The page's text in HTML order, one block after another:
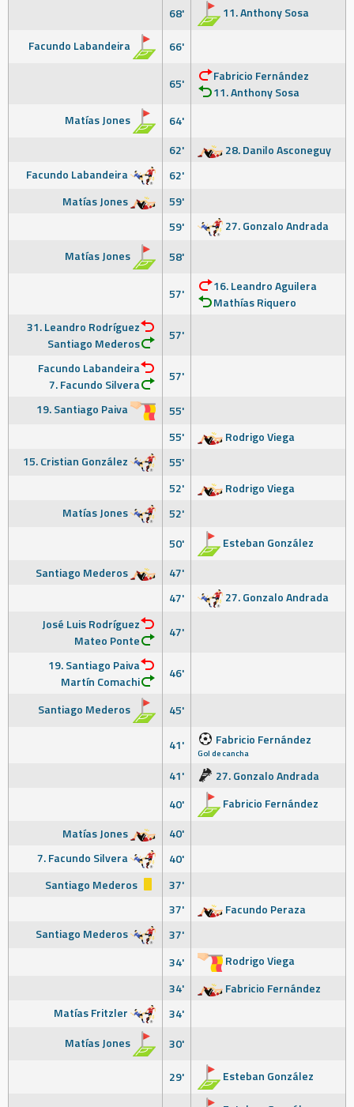
68'
11. Anthony Sosa
Facundo Labandeira
66'
65'
Fabricio Fernández
11. Anthony Sosa
Matías Jones
64'
62'
28. Danilo Asconeguy
Facundo Labandeira
62'
Matías Jones
59'
59'
27. Gonzalo Andrada
Matías Jones
58'
57'
16. Leandro Aguilera
Mathías Riquero
31. Leandro Rodríguez
Santiago Mederos
57'
Facundo Labandeira
7. Facundo Silvera
57'
19. Santiago Paiva
55'
55'
Rodrigo Viega
15. Cristian González
55'
52'
Rodrigo Viega
Matías Jones
52'
50'
Esteban González
Santiago Mederos
47'
47'
27. Gonzalo Andrada
José Luis Rodríguez
Mateo Ponte
47'
19. Santiago Paiva
Martín Comachi
46'
Santiago Mederos 45'
41' Fabricio Fernández
Gol de cancha
41'
27. Gonzalo Andrada
40'
Fabricio Fernández
Matías Jones
40'
7. Facundo Silvera
40'
Santiago Mederos
37'
37'
Facundo Peraza
Santiago Mederos
37'
34'
Rodrigo Viega
34'
Fabricio Fernández
Matías Fritzler
34'
Matías Jones
30'
29'
Esteban González